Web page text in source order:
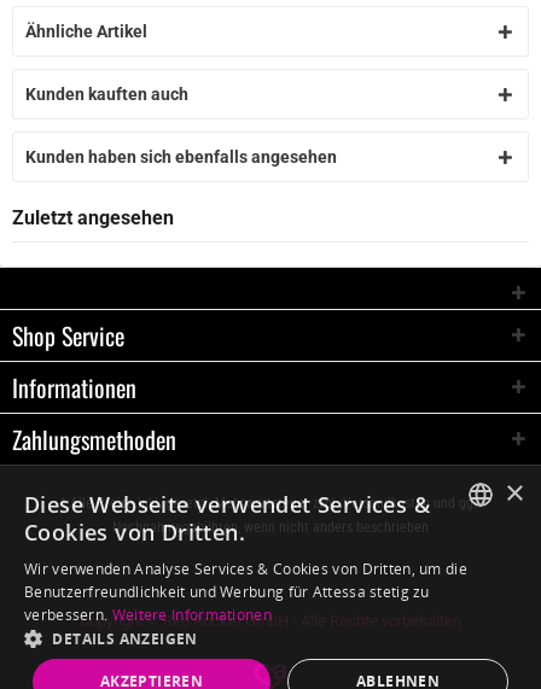
Ähnliche Artikel
Kunden kauften auch
Kunden haben sich ebenfalls angesehen
Zuletzt angesehen
Shop Service
Informationen
Zahlungsmethoden
* Alle Preise inkl. gesetzl. Mehrwertsteuer zzgl.Versandkostenund ggf.
Nachnahmegebühren, wenn nicht anders beschrieben
Copyright © Red Rocket GmbH - Alle Rechte vorbehalten
×
Diese Webseite verwendet Services &
Cookies von Dritten.
Wir verwenden Analyse Services & Cookies von Dritten, um die
Benutzerfreundlichkeit und Werbung für Attessa stetig zu
verbessern. Weitere Informationen
DETAILS ANZEIGEN
AKZEPTIEREN ABLEHNEN